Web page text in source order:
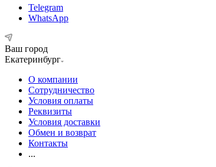
Telegram
WhatsApp
Ваш город
Екатеринбург
О компании
Сотрудничество
Условия оплаты
Реквизиты
Условия доставки
Обмен и возврат
Контакты
...